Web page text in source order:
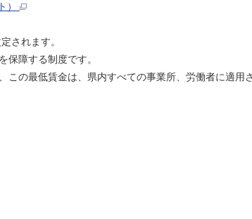
）
されます。
保障する制度です。
の最低賃金は、県内すべての事業所、労働者に適用